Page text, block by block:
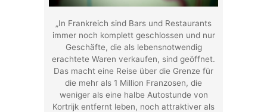
„In Frankreich sind Bars und Restaurants
immer noch komplett geschlossen und nur
Geschäfte, die als lebensnotwendig
erachtete Waren verkaufen, sind geöffnet.
Das macht eine Reise über die Grenze für
die mehr als 1 Million Franzosen, die
weniger als eine halbe Autostunde von
Kortrijk entfernt leben, noch attraktiver als